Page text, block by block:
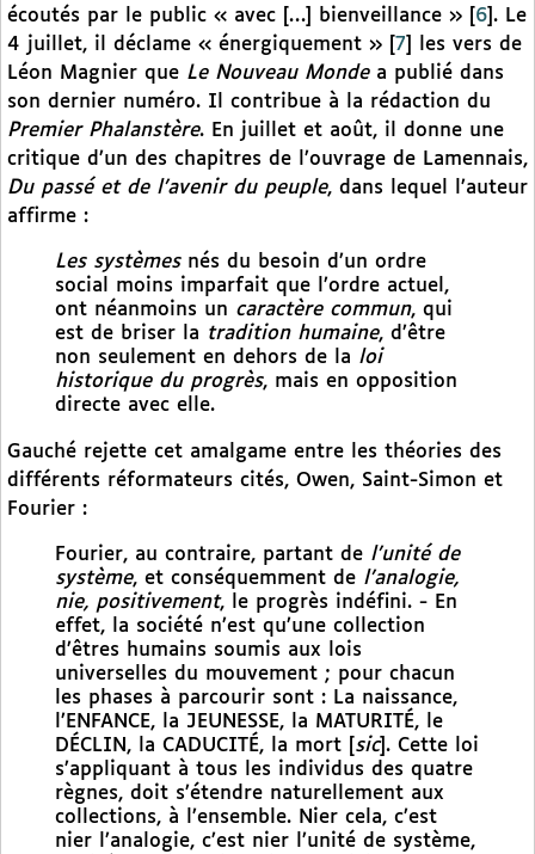
écoutés par le public « avec […] bienveillance »
6 . Le
4 juillet, il déclame « énergiquement »
7
les vers de
Léon Magnier que Le Nouveau Mondea publié dans
son dernier numéro. Il contribue à la rédaction du
Premier Phalanstère. En juillet et août, il donne une
critique d’un des chapitres de l’ouvrage de Lamennais,
Du passé et de l’avenir du peuple, dans lequel l’auteur
affirme :
Les systèmesnés du besoin d’un ordre
social moins imparfait que l’ordre actuel,
ont néanmoins un caractère commun, qui
est de briser la tradition humaine, d’être
non seulement en dehors de la loi
historique du progrès, mais en opposition
directe avec elle.
Gauché rejette cet amalgame entre les théories des
différents réformateurs cités, Owen, Saint-Simon et
Fourier :
Fourier, au contraire, partant de l’unité de
système, et conséquemment de l’analogie,
nie, positivement, le progrès indéfini. - En
effet, la société n’est qu’une collection
d’êtres humains soumis aux lois
universelles du mouvement ; pour chacun
les phases à parcourir sont : La naissance,
l’ENFANCE, la JEUNESSE, la MATURITÉ, le
DÉCLIN, la CADUCITÉ, la mort [ sic]. Cette loi
s’appliquant à tous les individus des quatre
règnes, doit s’étendre naturellement aux
collections, à l’ensemble. Nier cela, c’est
nier l’analogie, c’est nier l’unité de système,